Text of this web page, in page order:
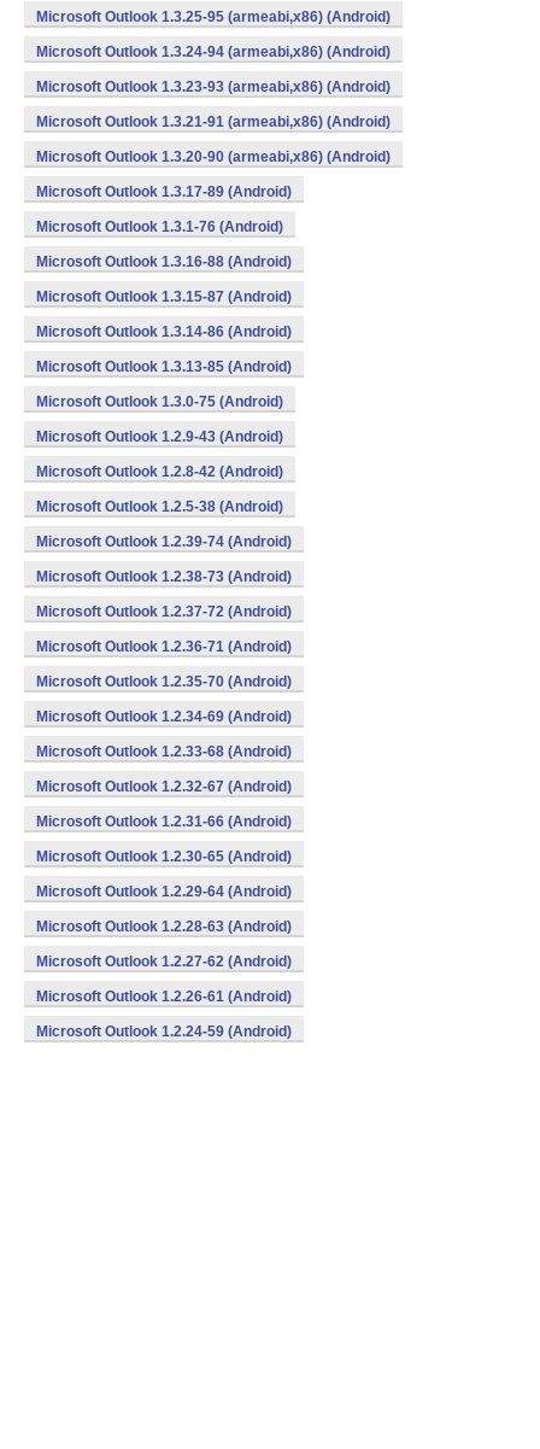
Microsoft Outlook 1.3.25-95 (armeabi,x86) (Android)
Microsoft Outlook 1.3.24-94 (armeabi,x86) (Android)
Microsoft Outlook 1.3.23-93 (armeabi,x86) (Android)
Microsoft Outlook 1.3.21-91 (armeabi,x86) (Android)
Microsoft Outlook 1.3.20-90 (armeabi,x86) (Android)
Microsoft Outlook 1.3.17-89 (Android)
Microsoft Outlook 1.3.1-76 (Android)
Microsoft Outlook 1.3.16-88 (Android)
Microsoft Outlook 1.3.15-87 (Android)
Microsoft Outlook 1.3.14-86 (Android)
Microsoft Outlook 1.3.13-85 (Android)
Microsoft Outlook 1.3.0-75 (Android)
Microsoft Outlook 1.2.9-43 (Android)
Microsoft Outlook 1.2.8-42 (Android)
Microsoft Outlook 1.2.5-38 (Android)
Microsoft Outlook 1.2.39-74 (Android)
Microsoft Outlook 1.2.38-73 (Android)
Microsoft Outlook 1.2.37-72 (Android)
Microsoft Outlook 1.2.36-71 (Android)
Microsoft Outlook 1.2.35-70 (Android)
Microsoft Outlook 1.2.34-69 (Android)
Microsoft Outlook 1.2.33-68 (Android)
Microsoft Outlook 1.2.32-67 (Android)
Microsoft Outlook 1.2.31-66 (Android)
Microsoft Outlook 1.2.30-65 (Android)
Microsoft Outlook 1.2.29-64 (Android)
Microsoft Outlook 1.2.28-63 (Android)
Microsoft Outlook 1.2.27-62 (Android)
Microsoft Outlook 1.2.26-61 (Android)
Microsoft Outlook 1.2.24-59 (Android)